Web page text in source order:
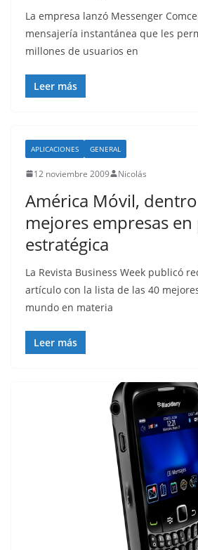
La empresa lanzó Messenger
mensajería instantánea que les
millones de usuarios en
Leer más
APLICACIONES GENERAL
12 noviembre 2009 Nicolás
América Móvil,
mejores empresas
estratégica
La Revista Business Week publicó
artículo con la lista de las 40
mundo en materia
Leer más